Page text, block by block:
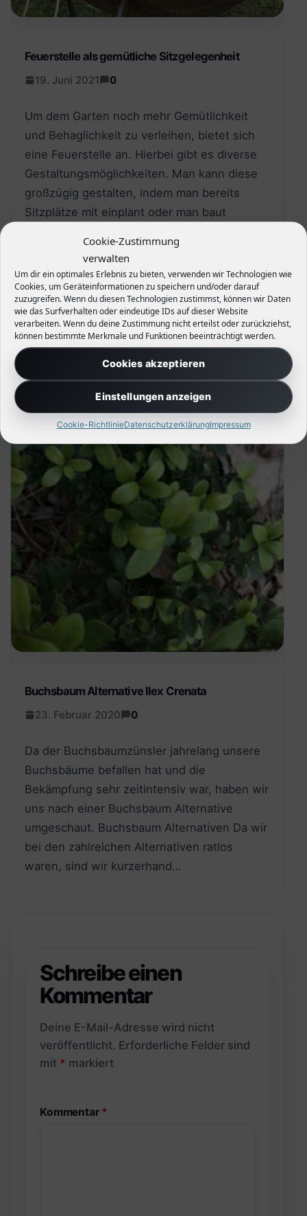
Cookie-Zustimmung
verwalten
Um dir ein optimales Erlebnis zu bieten, verwenden wir Technologien wie
Cookies, um Geräteinformationen zu speichern und/oder darauf
zuzugreifen. Wenn du diesen Technologien zustimmst, können wir Daten
wie das Surfverhalten oder eindeutige IDs auf dieser Website
verarbeiten. Wenn du deine Zustimmung nicht erteilst oder zurückziehst,
können bestimmte Merkmale und Funktionen beeinträchtigt werden.
Cookies akzeptieren
Einstellungen anzeigen
Cookie-RichtlinieDatenschutzerklärungImpressum
Feuerstelle als gemütliche Sitzgelegenheit
19. Juni 2021 0
Um dem Garten noch mehr Gemütlichkeit
und Behaglichkeit zu verleihen, bietet sich
eine Feuerstelle an. Hierbei gibt es diverse
Gestaltungsmöglichkeiten. Man kann diese
großzügig gestalten, indem man bereits
Sitzplätze mit einplant oder man baut
Buchsbaum Alternative Ilex Crenata
23. Februar 2020 0
Da der Buchsbaumzünsler jahrelang unsere
Buchsbäume befallen hat und die
Bekämpfung sehr zeitintensiv war, haben wir
uns nach einer Buchsbaum Alternative
umgeschaut. Buchsbaum Alternativen Da wir
bei den zahlreichen Alternativen ratlos
waren, sind wir kurzerhand…
Schreibe einen
Kommentar
Deine E-Mail-Adresse wird nicht
veröffentlicht. Erforderliche Felder sind
mit * markiert
Kommentar *